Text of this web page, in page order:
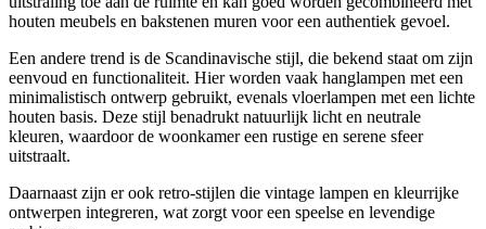
houten meubels en bakstenen muren voor een authentiek gevoel.
Een andere trend is de Scandinavische stijl, die bekend staat om zijn
eenvoud en functionaliteit. Hier worden vaak hanglampen met een
minimalistisch ontwerp gebruikt, evenals vloerlampen met een lichte
houten basis. Deze stijl benadrukt natuurlijk licht en neutrale
kleuren, waardoor de woonkamer een rustige en serene sfeer
uitstraalt.
Daarnaast zijn er ook retro-stijlen die vintage lampen en kleurrijke
ontwerpen integreren, wat zorgt voor een speelse en levendige